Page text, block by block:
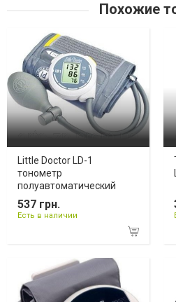
Похожие
Little Doctor LD-1
тонометр
полуавтоматический
537 грн.
Есть в наличии